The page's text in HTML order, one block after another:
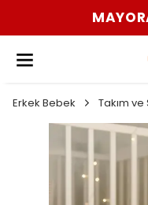
Erkek Bebek Takım